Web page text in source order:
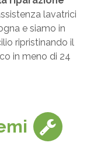
lavatrici
e siamo in
ripristinando il
in meno di 24